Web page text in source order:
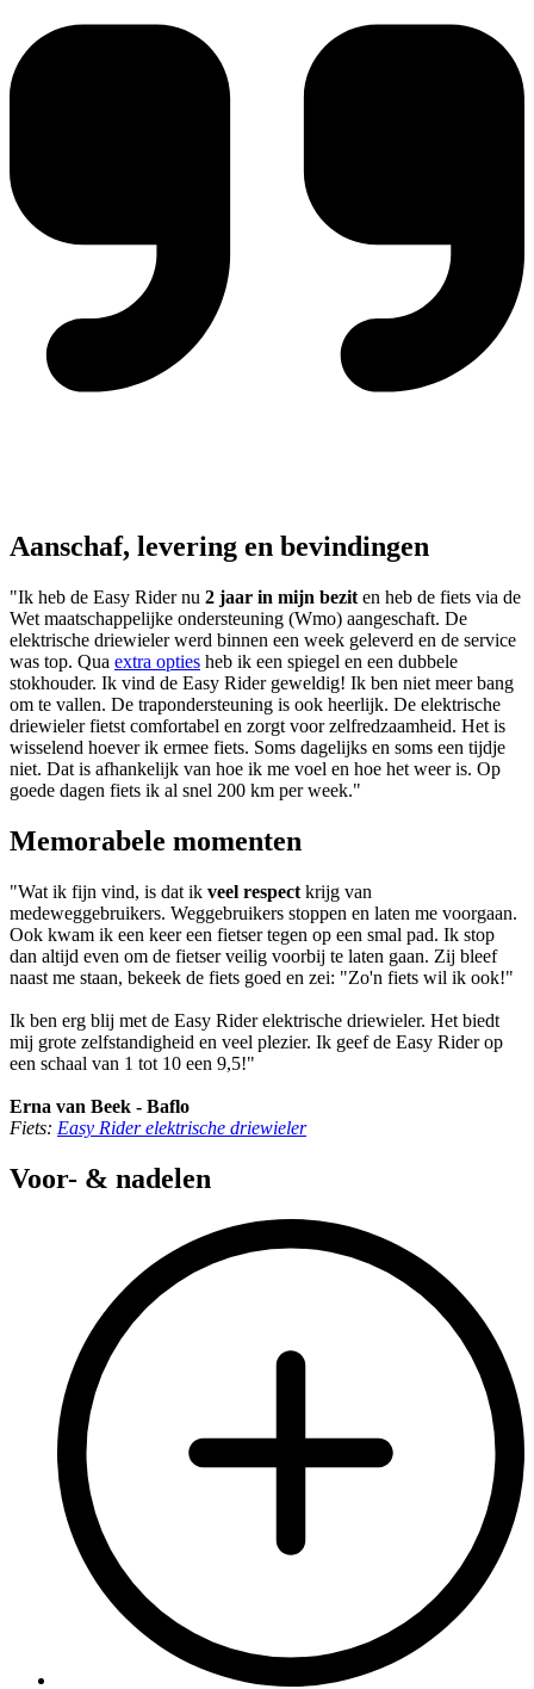
Aanschaf, levering en bevindingen
"Ik heb de Easy Rider nu 2 jaar in mijn bezit en heb de fiets via de
Wet maatschappelijke ondersteuning (Wmo) aangeschaft. De
elektrische driewieler werd binnen een week geleverd en de service
was top. Qua extra opties heb ik een spiegel en een dubbele
stokhouder. Ik vind de Easy Rider geweldig! Ik ben niet meer bang
om te vallen. De trapondersteuning is ook heerlijk. De elektrische
driewieler fietst comfortabel en zorgt voor zelfredzaamheid. Het is
wisselend hoever ik ermee fiets. Soms dagelijks en soms een tijdje
niet. Dat is afhankelijk van hoe ik me voel en hoe het weer is. Op
goede dagen fiets ik al snel 200 km per week."
Memorabele momenten
"Wat ik fijn vind, is dat ik veel respect krijg van
medeweggebruikers. Weggebruikers stoppen en laten me voorgaan.
Ook kwam ik een keer een fietser tegen op een smal pad. Ik stop
dan altijd even om de fietser veilig voorbij te laten gaan. Zij bleef
naast me staan, bekeek de fiets goed en zei: "Zo'n fiets wil ik ook!"
Ik ben erg blij met de Easy Rider elektrische driewieler. Het biedt
mij grote zelfstandigheid en veel plezier. Ik geef de Easy Rider op
een schaal van 1 tot 10 een 9,5!"
Erna van Beek - Baflo
Fiets: Easy Rider elektrische driewieler
Voor- & nadelen